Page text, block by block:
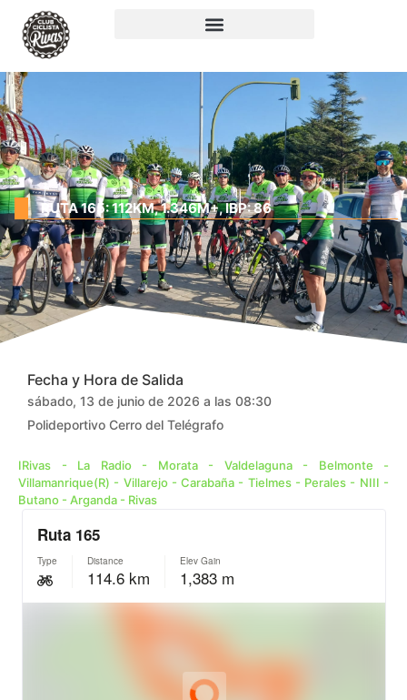
RUTA 165: 112KM, 1.346M+, IBP: 86
Fecha y Hora de Salida
sábado, 13 de junio de 2026 a las 08:30
Polideportivo Cerro del Telégrafo
IRivas - La Radio - Morata - Valdelaguna - Belmonte -
Villamanrique(R) - Villarejo - Carabaña - Tielmes - Perales - NIII -
Butano - Arganda - Rivas